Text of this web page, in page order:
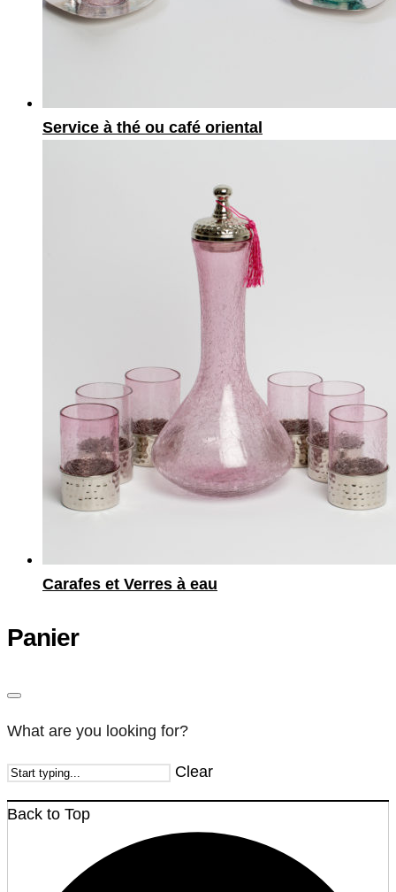
Service à thé ou café oriental
Carafes et Verres à eau
Panier
What are you looking for?
Clear
Back to Top